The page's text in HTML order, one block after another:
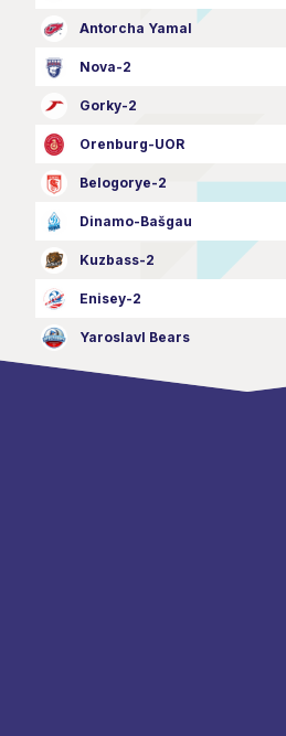
Antorcha Yamal
Nova-2
Gorky-2
Orenburg-UOR
Belogorye-2
Dinamo-Bašgau
Kuzbass-2
Enisey-2
Yaroslavl Bears